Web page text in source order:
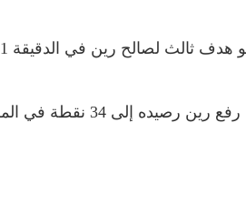
وتجمد رصيد سان جيرمان عند 51 نقطة في صدارة الترتيب العام مؤقتاً، وبفارق نقطتين عن لانس، فيما رفع